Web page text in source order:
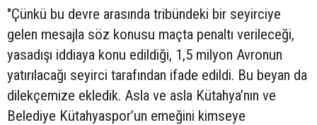
"Çünkü bu devre arasında tribündeki bir seyirciye
gelen mesajla söz konusu maçta penaltı verileceği,
yasadışı iddiaya konu edildiği, 1,5 milyon Avronun
yatırılacağı seyirci tarafından ifade edildi. Bu beyan da
dilekçemize ekledik. Asla ve asla Kütahya’nın ve
Belediye Kütahyaspor’un emeğini kimseye